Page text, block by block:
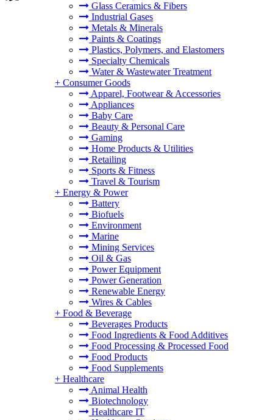
Glass Ceramics & Fibers
Industrial Gases
Metals & Minerals
Paints & Coatings
Plastics, Polymers, and Elastomers
Specialty Chemicals
Water & Wastewater Treatment
+ Consumer Goods
Apparel, Footwear & Accessories
Appliances
Baby Care
Beauty & Personal Care
Gaming
Home Products & Utilities
Retailing
Sports & Fitness
Travel & Tourism
+ Energy & Power
Battery
Biofuels
Environment
Marine
Mining Services
Oil & Gas
Power Equipment
Power Generation
Renewable Energy
Wires & Cables
+ Food & Beverage
Beverages Products
Food Ingredients & Food Additives
Food Processing & Processed Food
Food Products
Food Supplements
+ Healthcare
Animal Health
Biotechnology
Healthcare IT